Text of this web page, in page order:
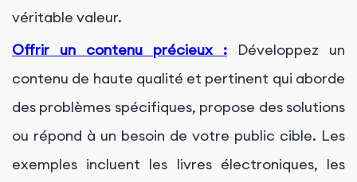
véritable valeur.
Offrir un contenu précieux : Développez un
contenu de haute qualité et pertinent qui aborde
des problèmes spécifiques, propose des solutions
ou répond à un besoin de votre public cible. Les
exemples incluent les livres électroniques, les